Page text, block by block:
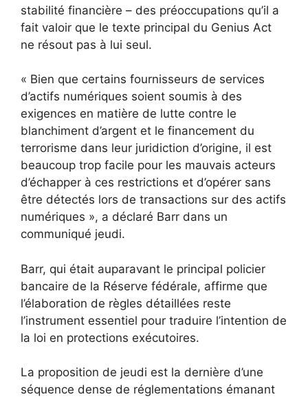
stabilité financière – des préoccupations qu’il a
fait valoir que le texte principal du Genius Act
ne résout pas à lui seul.
« Bien que certains fournisseurs de services
d’actifs numériques soient soumis à des
exigences en matière de lutte contre le
blanchiment d’argent et le financement du
terrorisme dans leur juridiction d’origine, il est
beaucoup trop facile pour les mauvais acteurs
d’échapper à ces restrictions et d’opérer sans
être détectés lors de transactions sur des actifs
numériques », a déclaré Barr dans un
communiqué jeudi.
Barr, qui était auparavant le principal policier
bancaire de la Réserve fédérale, affirme que
l’élaboration de règles détaillées reste
l’instrument essentiel pour traduire l’intention de
la loi en protections exécutoires.
La proposition de jeudi est la dernière d’une
séquence dense de réglementations émanant